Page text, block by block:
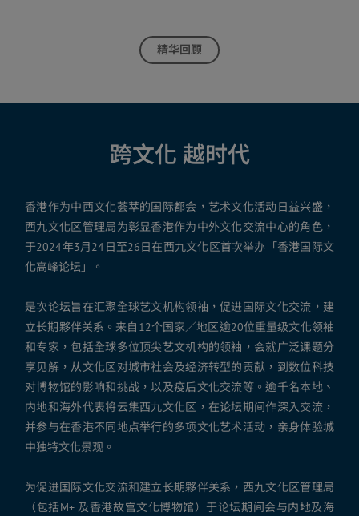
精华回顾
跨文化 越时代
香港作为中西文化荟萃的国际都会，艺术文化活动日益兴盛，
西九文化区管理局为彰显香港作为中外文化交流中心的角色，
于2024年3月24日至26日在西九文化区首次举办「香港国际文
化高峰论坛」。
是次论坛旨在汇聚全球艺文机构领袖，促进国际文化交流，建
立长期夥伴关系。来自12个国家／地区逾20位重量级文化领袖
和专家，包括全球多位顶尖艺文机构的领袖，会就广泛课题分
享见解，从文化区对城市社会及经济转型的贡献，到数位科技
对博物馆的影响和挑战，以及疫后文化交流等。逾千名本地、
内地和海外代表将云集西九文化区，在论坛期间作深入交流，
并参与在香港不同地点举行的多项文化艺术活动，亲身体验城
中独特文化景观。
为促进国际文化交流和建立长期夥伴关系，西九文化区管理局
（包括M+ 及香港故宫文化博物馆）于论坛期间会与内地及海